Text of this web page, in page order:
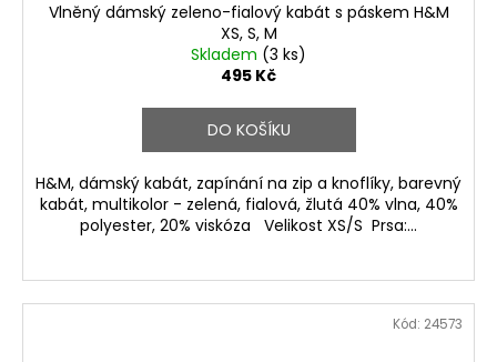
Vlněný dámský zeleno-fialový kabát s páskem H&M
XS, S, M
Skladem (3 ks)
495 Kč
DO KOŠÍKU
H&M, dámský kabát, zapínání na zip a knoflíky, barevný
kabát, multikolor - zelená, fialová, žlutá 40% vlna, 40%
polyester, 20% viskóza Velikost XS/S Prsa:...
Kód: 24573